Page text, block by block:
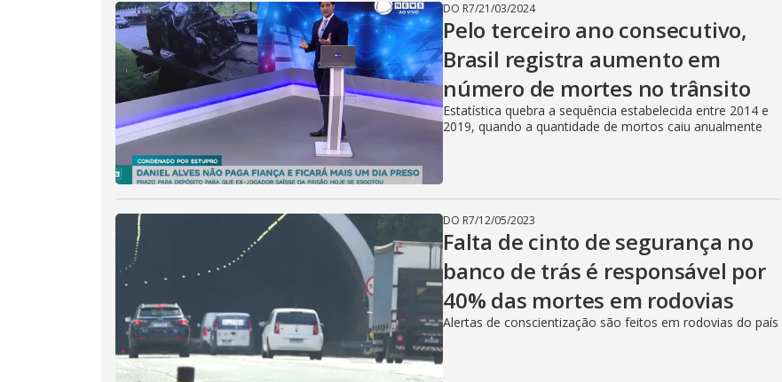
DO R7/21/03/2024
Pelo terceiro ano consecutivo,
Brasil registra aumento em
número de mortes no trânsito
Estatística quebra a sequência estabelecida entre 2014 e
2019, quando a quantidade de mortos caiu anualmente
DO R7/12/05/2023
Falta de cinto de segurança no
banco de trás é responsável por
40% das mortes em rodovias
Alertas de conscientização são feitos em rodovias do país